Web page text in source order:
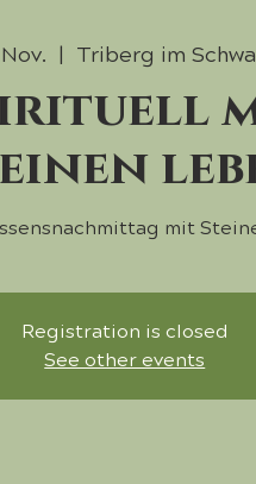
  |
Triberg im
mit
Registration is closed
See other events